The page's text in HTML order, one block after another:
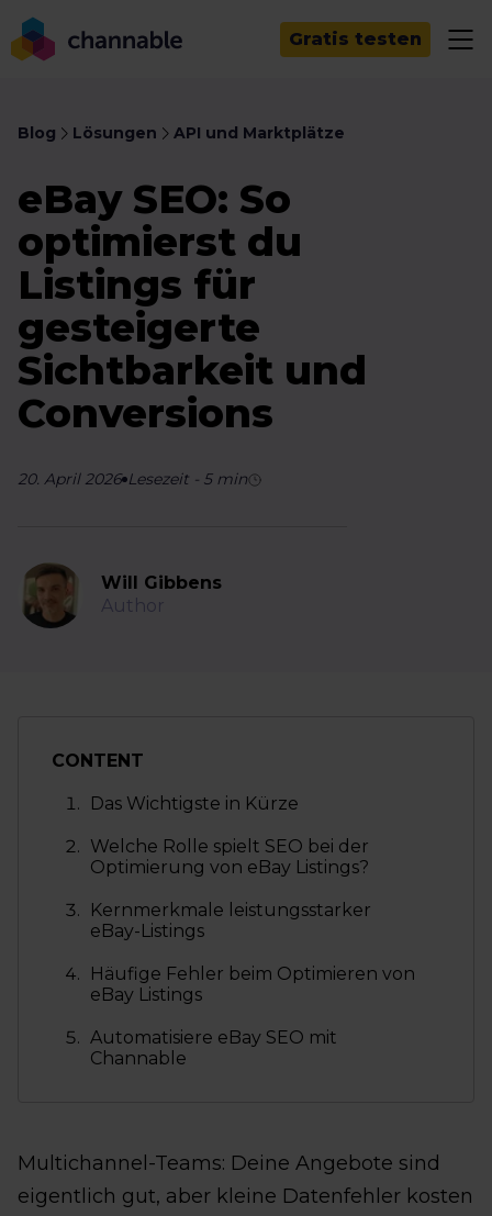
Gratis testen
Blog Lösungen API und Marktplätze
eBay SEO: So
optimierst du
Listings für
gesteigerte
Sichtbarkeit und
Conversions
20. April 2026 Lesezeit - 5min
Will Gibbens
Author
CONTENT
Das Wichtigste in Kürze
Welche Rolle spielt SEO bei der
Optimierung von eBay Listings?
Kernmerkmale leistungsstarker
eBay-Listings
Häufige Fehler beim Optimieren von
eBay Listings
Automatisiere eBay SEO mit
Channable
Multichannel-Teams: Deine Angebote sind
eigentlich gut, aber kleine Datenfehler kosten